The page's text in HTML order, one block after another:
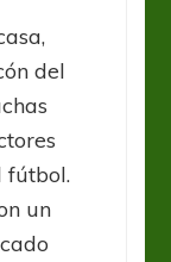
del
fútbol.
un